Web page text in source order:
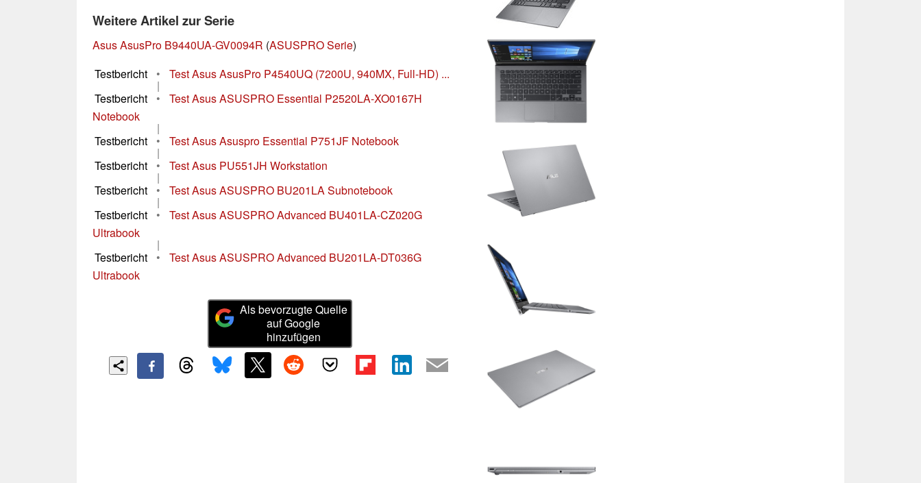
Weitere Artikel zur Serie
Asus AsusPro B9440UA-GV0094R (ASUSPRO Serie)
Testbericht
• Test Asus AsusPro P4540UQ (7200U, 940MX, Full-HD) ...
|
Testbericht
•
Test Asus ASUSPRO Essential P2520LA-XO0167H
Notebook
|
Testbericht
• Test Asus Asuspro Essential P751JF Notebook
|
Testbericht
• Test Asus PU551JH Workstation
|
Testbericht
• Test Asus ASUSPRO BU201LA Subnotebook
|
Testbericht
•
Test Asus ASUSPRO Advanced BU401LA-CZ020G
Ultrabook
|
Testbericht
•
Test Asus ASUSPRO Advanced BU201LA-DT036G
Ultrabook
Als bevorzugte Quelle
auf Google
hinzufügen